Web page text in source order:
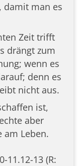
damit man es
Zeit trifft
drängt zum
wenn es
denn es
nicht aus.
ist,
aber
am Leben.
11.12-13 (R: